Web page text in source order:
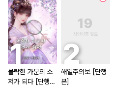
몰락한 가문의 소
저가 되다 [단행
해일주의보 [단행
본]